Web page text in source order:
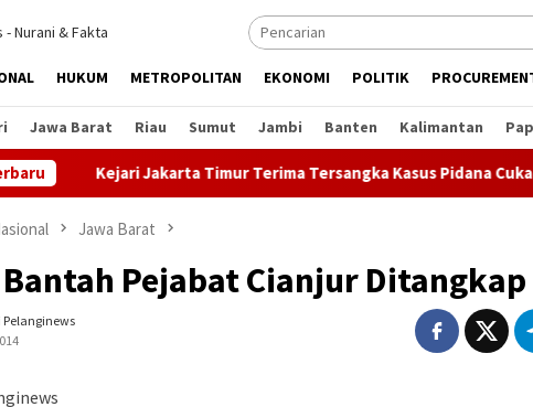
HUKUM METROPOLITAN EKONOMI POLITIK
Jawa Barat Riau Sumut Jambi Banten Kalimantan
Kejari Jakarta Timur Terima Tersangka Kasus Pidana Cukai
Jawa Barat
Pejabat Cianjur Ditangkap
Pelanginews